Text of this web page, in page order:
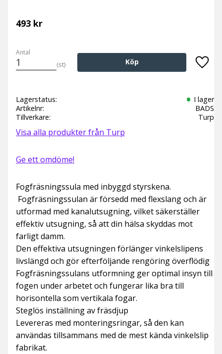
493 kr
Antal
st Köp
Lagerstatus
I lager
Artikelnr
BADS
Tillverkare
Turp
Visa alla produkter från Turp
Ge ett omdöme!
Fogfräsningssula med inbyggd styrskena.
Fogfräsningssulan är försedd med flexslang och är
utformad med kanalutsugning, vilket säkerställer
effektiv utsugning, så att din hälsa skyddas mot
farligt damm.
Den effektiva utsugningen förlänger vinkelslipens
livslängd och gör efterföljande rengöring överflödig
Fogfräsningssulans utformning ger optimal insyn till
fogen under arbetet och fungerar lika bra till
horisontella som vertikala fogar.
Steglös inställning av fräsdjup
Levereras med monteringsringar, så den kan
användas tillsammans med de mest kända vinkelslip
fabrikat.